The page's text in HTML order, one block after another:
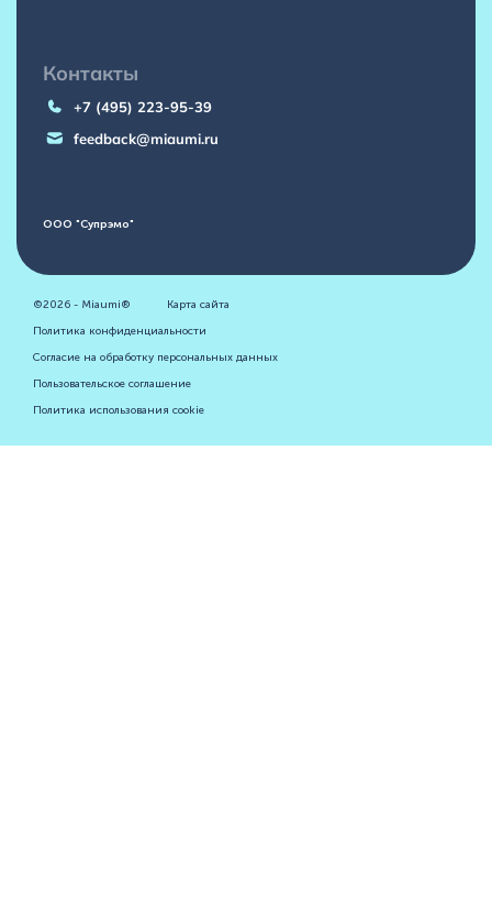
Контакты
+7 (495) 223-95-39
feedback@miaumi.ru
ООО "Супрэмо"
©2026 - Miaumi®
Карта сайта
Политика конфиденциальности
Согласие на обработку персональных данных
Пользовательское соглашение
Политика использования cookie